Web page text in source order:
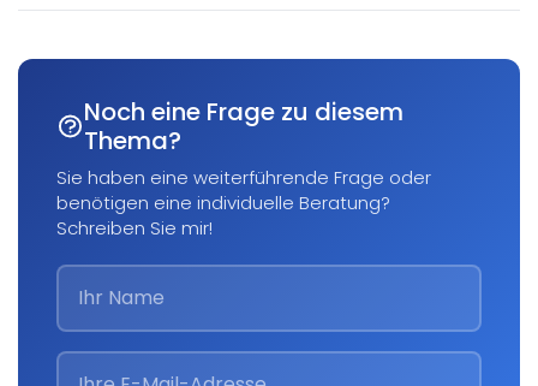
Noch eine Frage zu diesem
Thema?
Sie haben eine weiterführende Frage oder
benötigen eine individuelle Beratung?
Schreiben Sie mir!